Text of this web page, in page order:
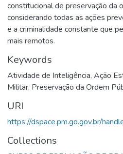
constitucional de preservação da
considerando todas as ações
e a criminalidade constante que
mais remotos.
Keywords
Atividade de Inteligência, Ação
Militar, Preservação da Ordem
URI
https://dspace.pm.go.gov.br/
Collections